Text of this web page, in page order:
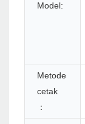
Model:
Metode
cetak
：